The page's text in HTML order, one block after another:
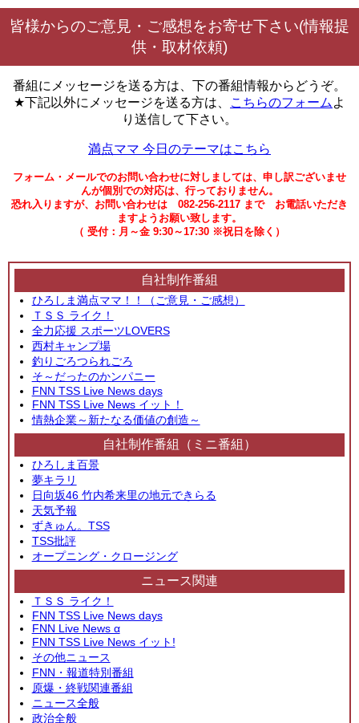
皆様からのご意見・ご感想をお寄せ下さい(情報提
供・取材依頼)
番組にメッセージを送る方は、下の番組情報からどうぞ。
★下記以外にメッセージを送る方は、
こちらのフォーム よ
り送信して下さい。
満点ママ 今日のテーマはこちら
フォーム・メールでのお問い合わせに対しましては、申し訳ございませ
んが個別での対応は、行っておりません。
恐れ入りますが、お問い合わせは 082-256-2117 まで お電話いただき
ますようお願い致します。
（ 受付：月～金 9:30～17:30 ※祝日を除く）
自社制作番組
ひろしま満点ママ！！（ご意見・ご感想）
ＴＳＳ ライク！
全力応援 スポーツLOVERS
西村キャンプ場
釣りごろつられごろ
そ～だったのかンパニー
FNN TSS Live News days
FNN TSS Live News イット！
情熱企業～新たなる価値の創造～
自社制作番組（ミニ番組）
ひろしま百景
夢キラリ
日向坂46 竹内希来里の地元できらる
天気予報
ずきゅん。TSS
TSS批評
オープニング・クロージング
ニュース関連
ＴＳＳ ライク！
FNN TSS Live News days
FNN Live News α
FNN TSS Live News イット!
その他ニュース
FNN・報道特別番組
原爆・終戦関連番組
ニュース全般
政治全般